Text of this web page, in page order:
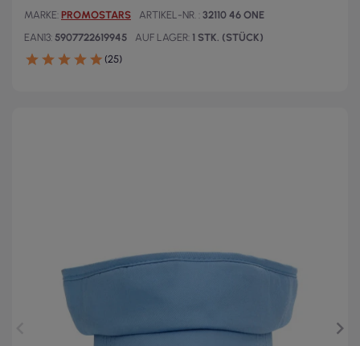
MARKE PROMOSTARS ARTIKEL-NR. 32110 46 ONE
EAN13 5907722619945 AUF LAGER 1 STK. (STÜCK)
(25)